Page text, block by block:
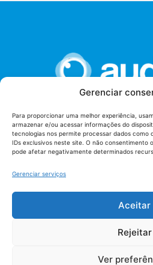
Gerenciar
Para proporcionar uma melhor experiência,
armazenar e/ou acessar informações do
tecnologias nos permite processar dados como
IDs exclusivos neste site. O não consentimento
pode afetar negativamente determinados
Gerenciar serviços
Aceitar
Rejeitar
Ver
União dos Auditores
Setor de Administração Federal
Tribunal de Contas da União
Termos de uso